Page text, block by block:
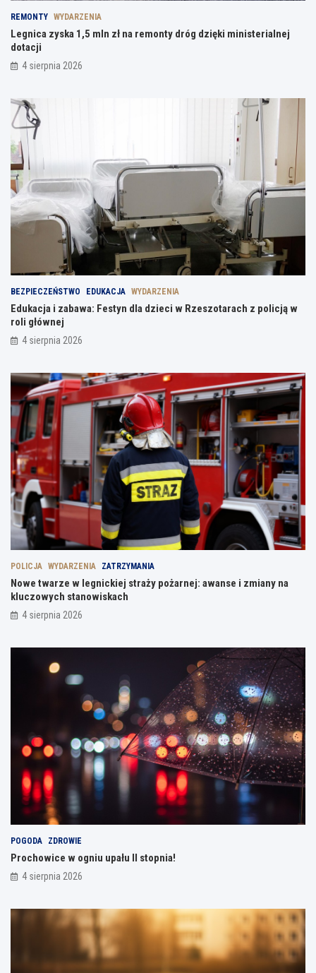
REMONTY WYDARZENIA
Legnica zyska 1,5 mln zł na remonty dróg dzięki ministerialnej
dotacji
4 sierpnia 2026
BEZPIECZEŃSTWO EDUKACJA WYDARZENIA
Edukacja i zabawa: Festyn dla dzieci w Rzeszotarach z policją w
roli głównej
4 sierpnia 2026
POLICJA WYDARZENIA ZATRZYMANIA
Nowe twarze w legnickiej straży pożarnej: awanse i zmiany na
kluczowych stanowiskach
4 sierpnia 2026
POGODA ZDROWIE
Prochowice w ogniu upału II stopnia!
4 sierpnia 2026